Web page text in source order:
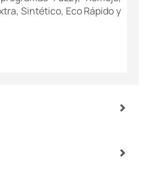
Sintético, Eco Rápido y